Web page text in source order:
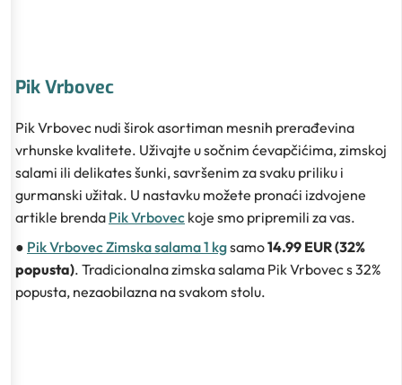
Pik Vrbovec
Pik Vrbovec nudi širok asortiman mesnih prerađevina
vrhunske kvalitete. Uživajte u sočnim ćevapčićima, zimskoj
salami ili delikates šunki, savršenim za svaku priliku i
gurmanski užitak. U nastavku možete pronaći izdvojene
artikle brenda Pik Vrbovec koje smo pripremili za vas.
● Pik Vrbovec Zimska salama 1 kgsamo14.99 EUR (32%
popusta). Tradicionalna zimska salama Pik Vrbovec s 32%
popusta, nezaobilazna na svakom stolu.